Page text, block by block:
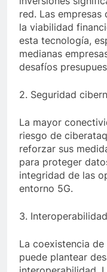
red. Las empresas
la viabilidad
esta tecnología,
medianas
desafíos
2. Seguridad
La mayor
riesgo de
reforzar sus
para proteger
integridad de las
entorno 5G.
3.
La coexistencia
puede plantear